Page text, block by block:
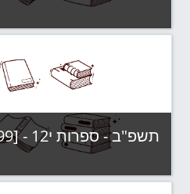
תשפ"ב - קבוצות לימוד
תשפ"ב - ספרות י12 - [7199]